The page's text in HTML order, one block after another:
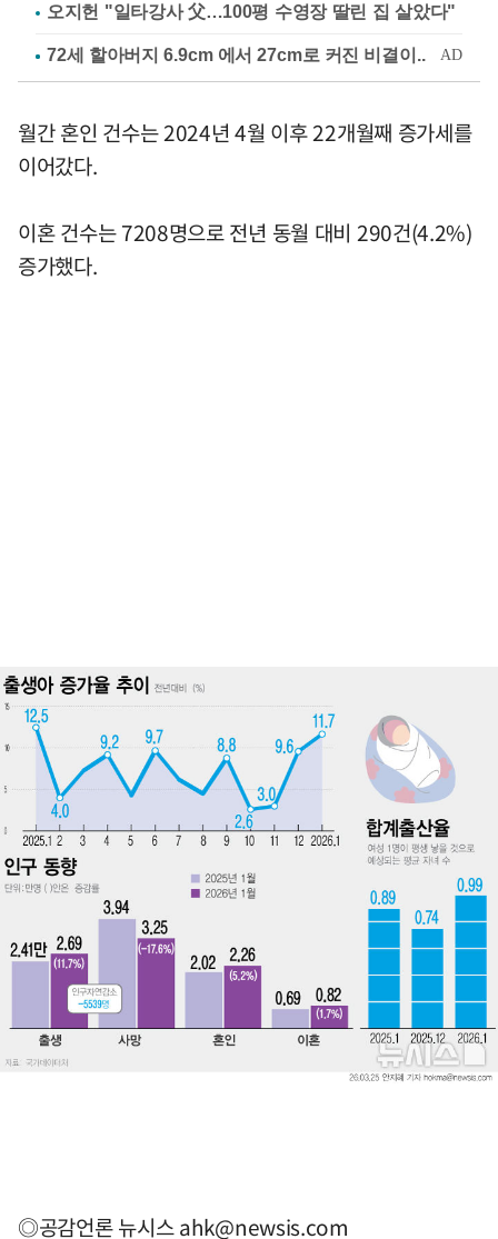
오지헌 "일타강사 父…100평 수영장 딸린 집 살았다"
월간 혼인 건수는 2024년 4월 이후 22개월째 증가세를
이어갔다.
이혼 건수는 7208명으로 전년 동월 대비 290건(4.2%)
증가했다.
◎공감언론 뉴시스ahk@newsis.com